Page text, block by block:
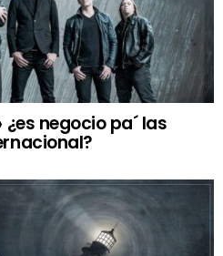
negocio pa´ las